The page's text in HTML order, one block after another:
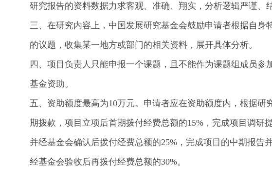
研究报告的资料数据力求客观、准确、翔实，分析逻辑严谨、
三、在研究内容上，中国发展研究基金会鼓励申请者根据自
的议题，收集某一地方或部门的相关资料，展开具体分析。
四、项目负责人只能申报一个课题，且不能作为课题组成员
基金资助。
五、资助额度最高为10万元。申请者应在资助额度内，根据
期拨款，项目立项后首期拨付经费总额的15%，完成项目调研
并经基金会确认后拨付经费总额的25%，完成项目的中期报告
经基金会验收后再拨付经费总额的30%。